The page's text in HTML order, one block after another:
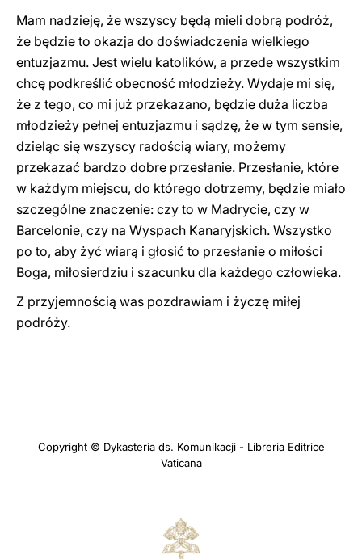
Mam nadzieję, że wszyscy będą mieli dobrą podróż,
że będzie to okazja do doświadczenia wielkiego
entuzjazmu. Jest wielu katolików, a przede wszystkim
chcę podkreślić obecność młodzieży. Wydaje mi się,
że z tego, co mi już przekazano, będzie duża liczba
młodzieży pełnej entuzjazmu i sądzę, że w tym sensie,
dzieląc się wszyscy radością wiary, możemy
przekazać bardzo dobre przesłanie. Przesłanie, które
w każdym miejscu, do którego dotrzemy, będzie miało
szczególne znaczenie: czy to w Madrycie, czy w
Barcelonie, czy na Wyspach Kanaryjskich. Wszystko
po to, aby żyć wiarą i głosić to przesłanie o miłości
Boga, miłosierdziu i szacunku dla każdego człowieka.
Z przyjemnością was pozdrawiam i życzę miłej
podróży.
Copyright © Dykasteria ds. Komunikacji - Libreria Editrice
Vaticana